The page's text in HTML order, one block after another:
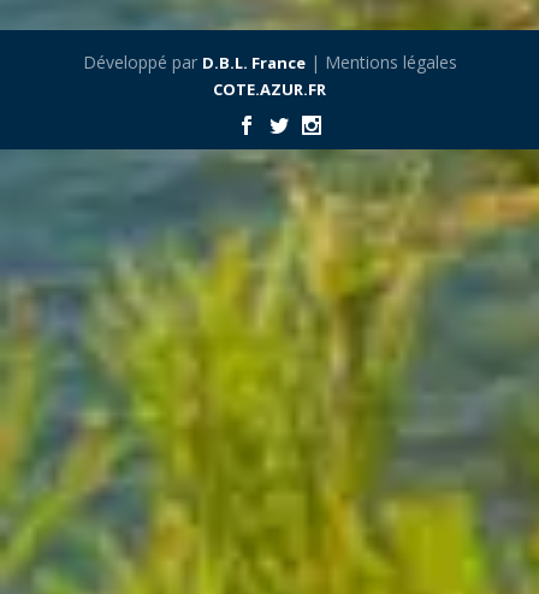
Développé par D.B.L. France| Mentions légales
COTE.AZUR.FR